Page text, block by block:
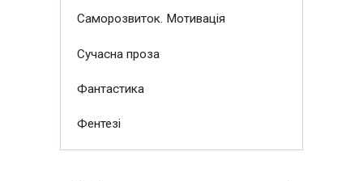
Саморозвиток. Мотивація
Сучасна проза
Фантастика
Фентезі